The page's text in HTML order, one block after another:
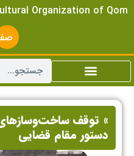
Organization of Qom
» توقف
دستور مقام قضایی